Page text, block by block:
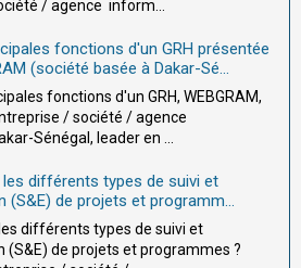
/ agence inform...
fonctions d'un GRH présentée
(société basée à Dakar-Sé...
fonctions d'un GRH, WEBGRAM,
/ société / agence
Sénégal, leader en ...
différents types de suivi et
(S&E) de projets et programm...
différents types de suivi et
(S&E) de projets et programmes ?